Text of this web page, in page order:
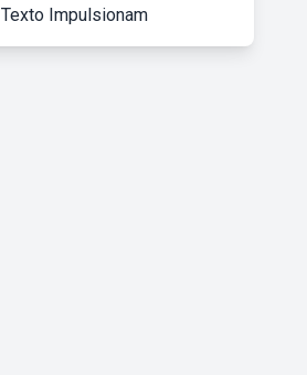
Texto Impulsionam